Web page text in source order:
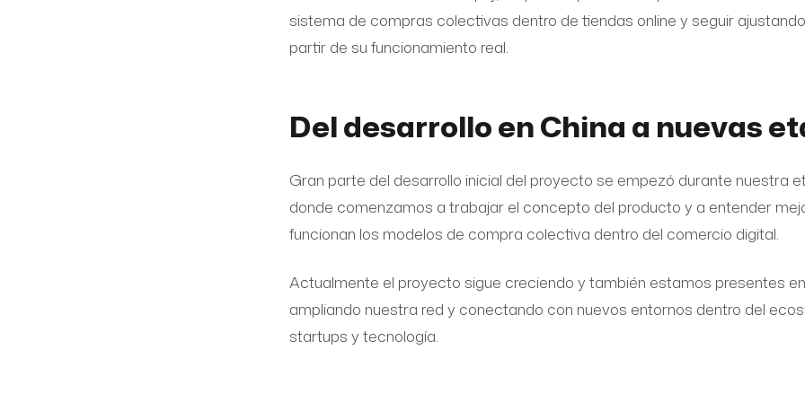
sistema de compras colectivas dentro de tiendas online y seguir
partir de su funcionamiento real.
Del desarrollo en China a nuevas
Gran parte del desarrollo inicial del proyecto se empezó durante nuestra
donde comenzamos a trabajar el concepto del producto y a entender
funcionan los modelos de compra colectiva dentro del comercio digital.
Actualmente el proyecto sigue creciendo y también estamos presentes
ampliando nuestra red y conectando con nuevos entornos dentro del
startups y tecnología.